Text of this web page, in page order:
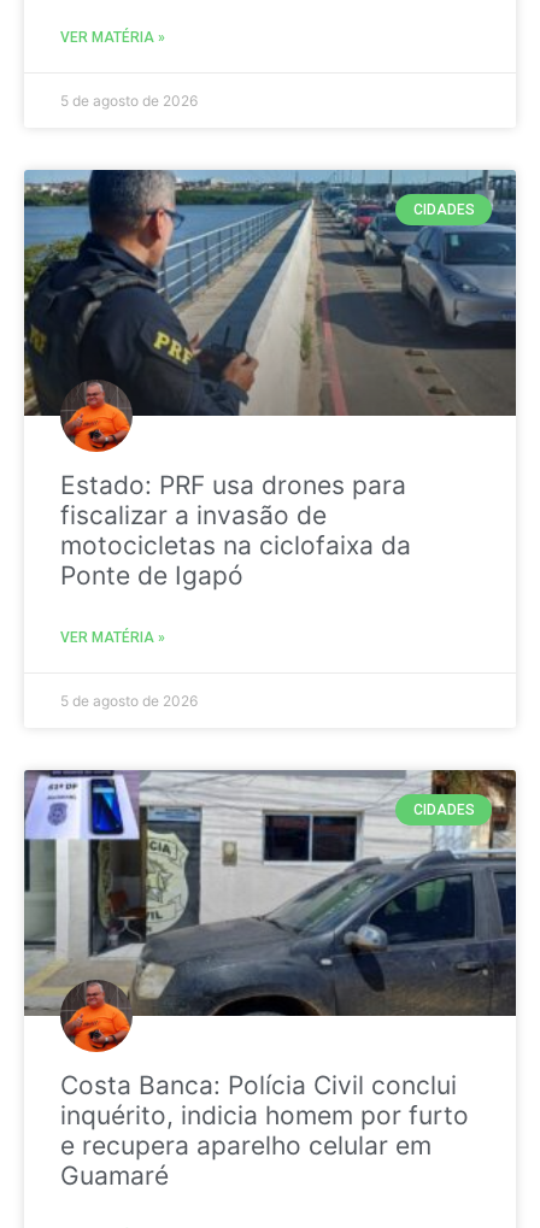
VER MATÉRIA »
5 de agosto de 2026
CIDADES
Estado: PRF usa drones para
fiscalizar a invasão de
motocicletas na ciclofaixa da
Ponte de Igapó
VER MATÉRIA »
5 de agosto de 2026
CIDADES
Costa Banca: Polícia Civil conclui
inquérito, indicia homem por furto
e recupera aparelho celular em
Guamaré